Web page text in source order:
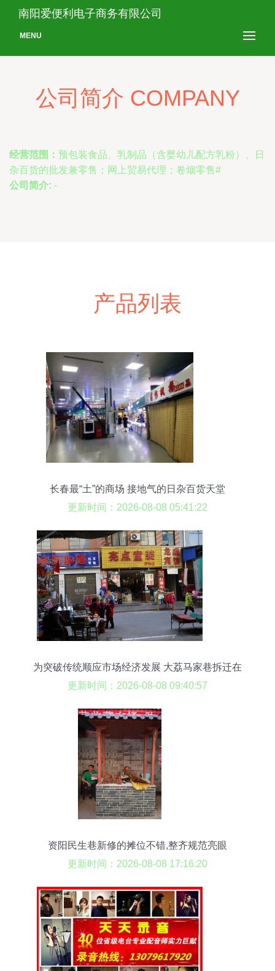
南阳爱便利电子商务有限公司
MENU
公司简介 COMPANY
经营范围： 预包装食品、乳制品（含婴幼儿配方乳粉）、日
杂百货的批发兼零售；网上贸易代理；卷烟零售#
公司简介: -
产品列表
长春最“土”的商场 接地气的日杂百货天堂
更新时间：2026-08-08 05:41:22
为突破传统顺应市场经济发展 大荔马家巷拆迁在
即，日杂百货何去何从？
更新时间：2026-08-08 09:40:57
资阳民生巷新修的摊位不错,整齐规范亮眼
更新时间：2026-08-08 17:16:20